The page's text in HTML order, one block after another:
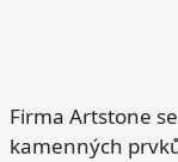
Firma Artstone
kamenných